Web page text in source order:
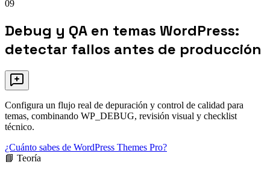
09
Debug y QA en temas WordPress:
detectar fallos antes de producción
Configura un flujo real de depuración y control de calidad para
temas, combinando WP_DEBUG, revisión visual y checklist
técnico.
¿Cuánto sabes de WordPress Themes Pro?
📘 Teoría